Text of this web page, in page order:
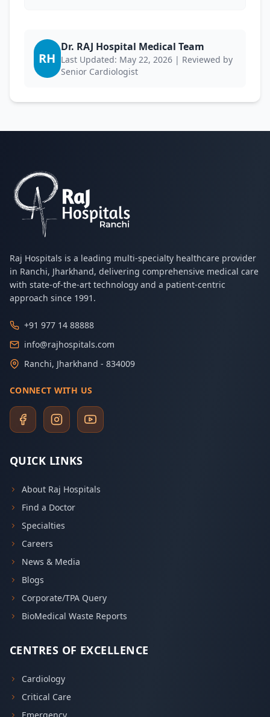
RH
Dr. RAJ Hospital Medical Team
Last Updated: May 22, 2026 | Reviewed by
Senior Cardiologist
Raj Hospitals is a leading multi-specialty healthcare provider
in Ranchi, Jharkhand, delivering comprehensive medical care
with state-of-the-art technology and a patient-centric
approach since 1991.
+91 977 14 88888
info@rajhospitals.com
Ranchi, Jharkhand - 834009
CONNECT WITH US
QUICK LINKS
About Raj Hospitals
Find a Doctor
Specialties
Careers
News & Media
Blogs
Corporate/TPA Query
BioMedical Waste Reports
CENTRES OF EXCELLENCE
Cardiology
Critical Care